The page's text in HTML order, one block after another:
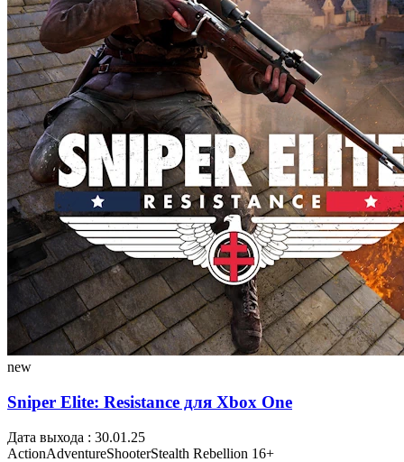
new
Sniper Elite: Resistance для Xbox One
Дата выхода : 30.01.25
ActionAdventureShooterStealth Rebellion 16+